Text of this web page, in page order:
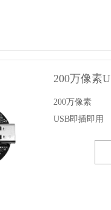
200万像素